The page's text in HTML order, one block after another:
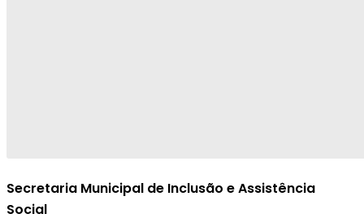
Secretaria Municipal de Inclusão e Assistência
Social